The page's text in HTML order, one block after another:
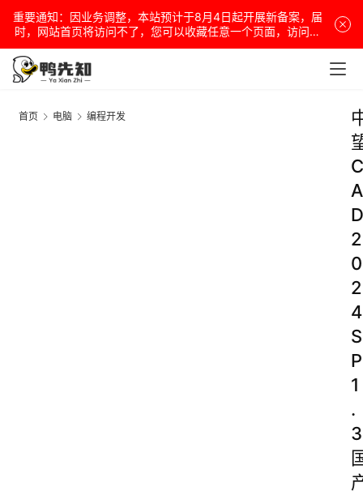
重要通知：因业务调整，本站预计于8月4日起开展新备案，届
时，网站首页将访问不了，您可以收藏任意一个页面，访问网
站！
首页 电脑 编程开发
C
A
D
2
0
2
4
S
P
1
.
3